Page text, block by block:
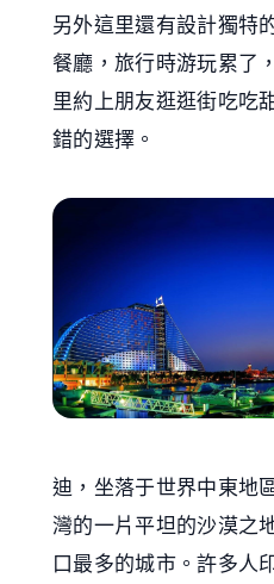
另外這里還有設計獨特
餐廳，旅行時游玩累了
里約上朋友逛逛街吃吃
錯的選擇。
迪，坐落于世界中東地
灣的一片平坦的沙漠之
口最多的城市。許多人